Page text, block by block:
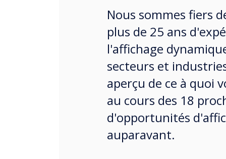
Nous sommes fiers
plus de 25 ans
l'affichage
secteurs et
aperçu de ce à quoi
au cours des 18
d'opportunités
auparavant.